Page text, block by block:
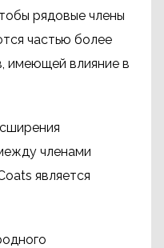
рядовые члены
частью более
имеющей влияние в
членами
является